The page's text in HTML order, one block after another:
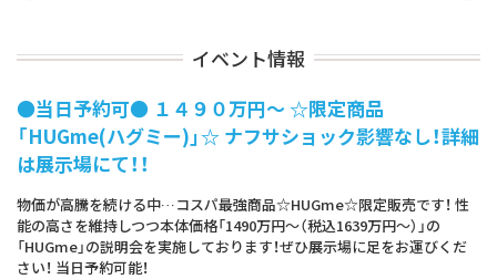
イベント情報
●当日予約可● １４９０万円～ ☆限定商品
「HUGme(ハグミー)」☆ ナフサショック影響なし！詳細
は展示場にて！！
物価が高騰を続ける中…コスパ最強商品☆HUGme☆限定販売です！ 性
能の高さを維持しつつ本体価格「1490万円～（税込1639万円～）」の
「HUGme」の説明会を実施しております！ぜひ展示場に足をお運びくだ
さい！ 当日予約可能！